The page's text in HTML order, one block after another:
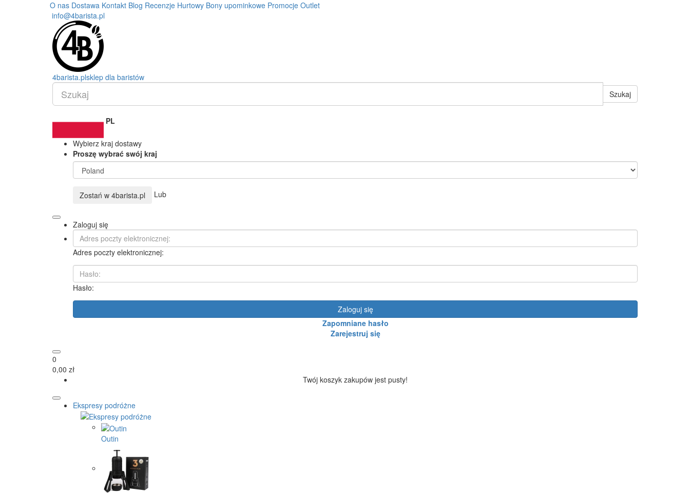
O nas Dostawa Kontakt Blog Recenzje Hurtowy Bony upominkowe Promocje Outlet
info@4barista.pl
4barista.plsklep dla baristów
Szukaj
PL
Wybierz kraj dostawy
Proszę wybrać swój kraj
Zostań w 4barista.pl Lub
Zaloguj się
Adres poczty elektronicznej:
Hasło:
Zaloguj się
Zapomniane hasło
Zarejestruj się
0
0,00 zł
Twój koszyk zakupów jest pusty!
Ekspresy podróżne
Outin